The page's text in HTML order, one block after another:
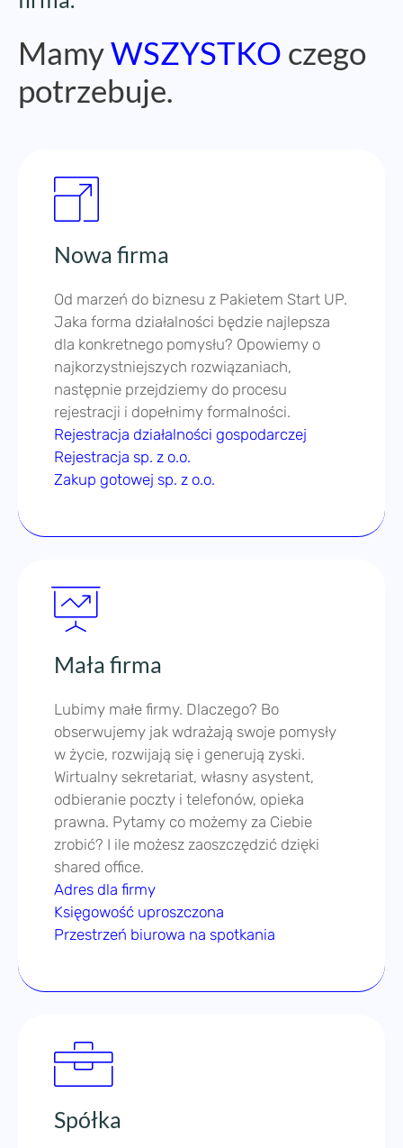
Od marzeń do biznesu z Pakietem Start UP.
Jaka forma działalności będzie najlepsza
dla konkretnego pomysłu? Opowiemy o
najkorzystniejszych rozwiązaniach,
następnie przejdziemy do procesu
rejestracji i dopełnimy formalności.
Rejestracja działalności gospodarczej
Zakup gotowej sp. z o.o.
Mała firma
Lubimy małe firmy. Dlaczego? Bo
obserwujemy jak wdrażają swoje pomysły
w życie, rozwijają się i generują zyski.
Wirtualny sekretariat, własny asystent,
odbieranie poczty i telefonów, opieka
prawna. Pytamy co możemy za Ciebie
zrobić? I ile możesz zaoszczędzić dzięki
shared office.
Adres dla firmy
Księgowość uproszczona
Przestrzeń biurowa na spotkania
Spółka
Czy można rozwijać się i oszczędzać?
Wystarczy zmiana podejścia i odpowiednie
narzędzia. Zamiast wysokiego czynszu –
adres dla firmy z obsługą Asystentki,
zamiast księgowej na etacie – biuro